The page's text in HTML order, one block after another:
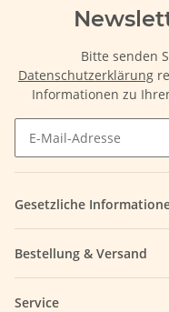
Bitte senden
Datenschutzerklärung
Informationen zu
Gesetzliche
Bestellung & Versand
Service